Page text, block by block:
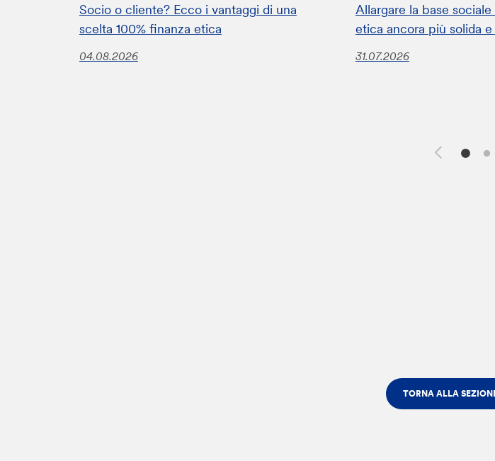
Socio o cliente? Ecco i vantaggi di una
scelta 100% finanza etica
04.08.2026
Allargare la base
etica ancora più solida
31.07.2026
TORNA ALLA